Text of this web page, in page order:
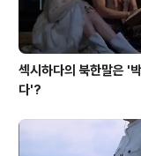
섹시하다의 북한말은 '
다'?